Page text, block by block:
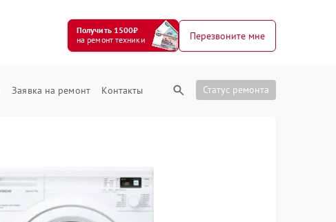
Получить 1500₽
на ремонт техники
Перезвоните мне
Заявка на ремонт Контакты Статус ремонта